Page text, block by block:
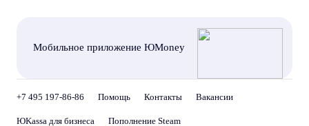
Мобильное приложение ЮMoney
+7 495 197-86-86 Помощь Контакты Вакансии
ЮKassa для бизнеса Пополнение Steam